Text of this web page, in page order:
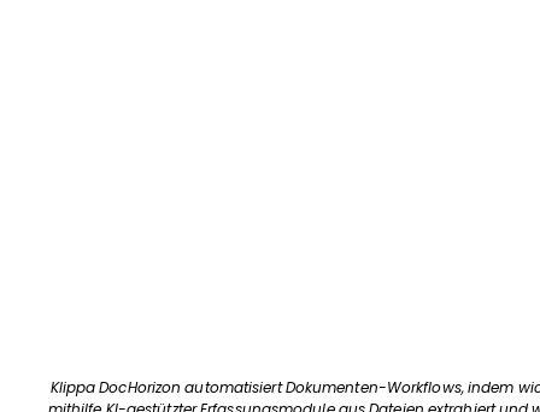
Klippa DocHorizon automatisiert Dokumenten-Workflows, indem